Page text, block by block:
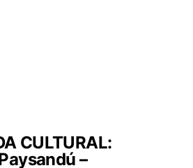
CULTURAL:
–